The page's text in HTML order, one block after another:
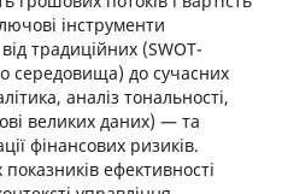
інструменти
традиційних (SWOT-
середовища) до сучасних
аналіз тональності,
великих даних) — та
фінансових ризиків.
ефективності